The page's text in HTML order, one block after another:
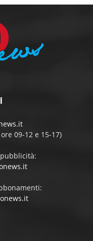
09-12 e 15-17)